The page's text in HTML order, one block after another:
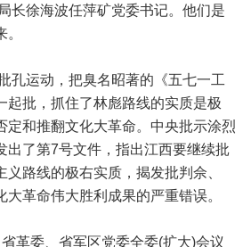
长徐海波任萍矿党委书记。他们是
运动，把臭名昭著的《五七一工
起批，抓住了林彪路线的实质是极
定和推翻文化大革命。中央批示涂烈
出了第7号文件，指出江西要继续批
路线的极右实质，揭发批判佘、
革命伟大胜利成果的严重错误。
委、省军区党委全委(扩大)会议